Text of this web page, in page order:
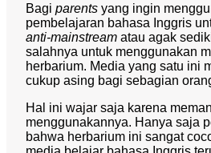
Bagi parents yang ingin
pembelajaran bahasa Inggris
anti-mainstream atau agak
salahnya untuk menggunakan
herbarium. Media yang satu ini
cukup asing bagi sebagian
Hal ini wajar saja karena
menggunakannya. Hanya saja
bahwa herbarium ini sangat